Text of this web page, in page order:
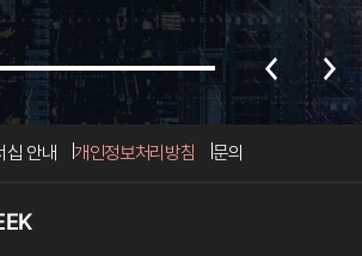
십 안내 개인정보처리방침 문의